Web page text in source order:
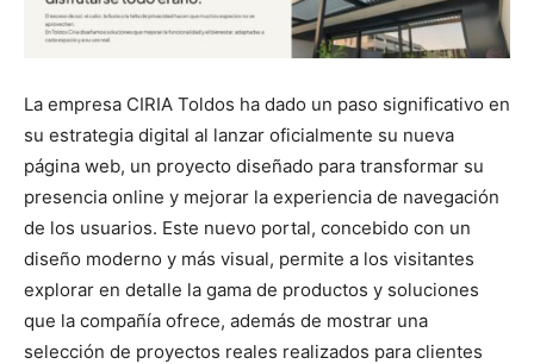
La empresa CIRIA Toldos ha dado un paso significativo en
su estrategia digital al lanzar oficialmente su nueva
página web, un proyecto diseñado para transformar su
presencia online y mejorar la experiencia de navegación
de los usuarios. Este nuevo portal, concebido con un
diseño moderno y más visual, permite a los visitantes
explorar en detalle la gama de productos y soluciones
que la compañía ofrece, además de mostrar una
selección de proyectos reales realizados para clientes